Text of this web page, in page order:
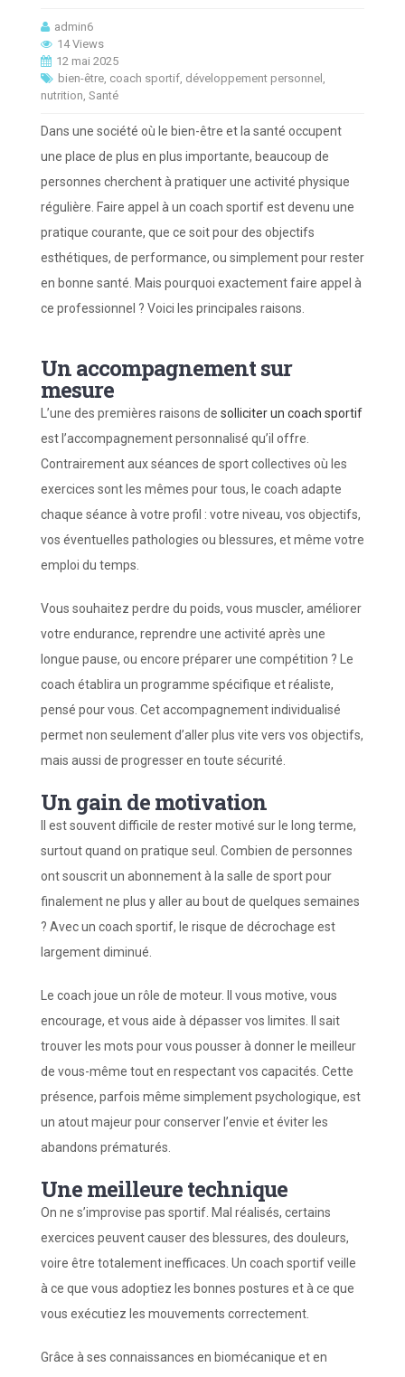
admin6
14 Views
12 mai 2025
bien-être, coach sportif, développement personnel ,
nutrition, Santé
Dans une société où le bien-être et la santé occupent
une place de plus en plus importante, beaucoup de
personnes cherchent à pratiquer une activité physique
régulière. Faire appel à un coach sportif est devenu une
pratique courante, que ce soit pour des objectifs
esthétiques, de performance, ou simplement pour rester
en bonne santé. Mais pourquoi exactement faire appel à
ce professionnel ? Voici les principales raisons.
Un accompagnement sur
mesure
L’une des premières raisons de solliciter un coach sportif
est l’accompagnement personnalisé qu’il offre.
Contrairement aux séances de sport collectives où les
exercices sont les mêmes pour tous, le coach adapte
chaque séance à votre profil : votre niveau, vos objectifs,
vos éventuelles pathologies ou blessures, et même votre
emploi du temps.
Vous souhaitez perdre du poids, vous muscler, améliorer
votre endurance, reprendre une activité après une
longue pause, ou encore préparer une compétition ? Le
coach établira un programme spécifique et réaliste,
pensé pour vous. Cet accompagnement individualisé
permet non seulement d’aller plus vite vers vos objectifs,
mais aussi de progresser en toute sécurité.
Un gain de motivation
Il est souvent difficile de rester motivé sur le long terme,
surtout quand on pratique seul. Combien de personnes
ont souscrit un abonnement à la salle de sport pour
finalement ne plus y aller au bout de quelques semaines
? Avec un coach sportif, le risque de décrochage est
largement diminué.
Le coach joue un rôle de moteur. Il vous motive, vous
encourage, et vous aide à dépasser vos limites. Il sait
trouver les mots pour vous pousser à donner le meilleur
de vous-même tout en respectant vos capacités. Cette
présence, parfois même simplement psychologique, est
un atout majeur pour conserver l’envie et éviter les
abandons prématurés.
Une meilleure technique
On ne s’improvise pas sportif. Mal réalisés, certains
exercices peuvent causer des blessures, des douleurs,
voire être totalement inefficaces. Un coach sportif veille
à ce que vous adoptiez les bonnes postures et à ce que
vous exécutiez les mouvements correctement.
Grâce à ses connaissances en biomécanique et en